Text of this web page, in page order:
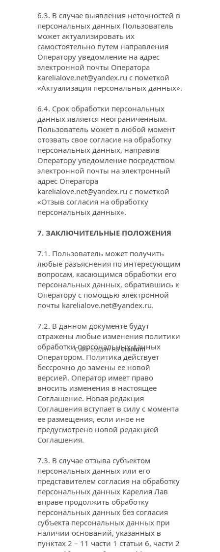
6.3. В случае выявления неточностей в
персональных данных Пользователь
может актуализировать их
самостоятельно путем направления
Оператору уведомление на адрес
karelialove.net@yandex.ru с пометкой
«Актуализация персональных данных».
6.4. Срок обработки персональных
данных является неограниченным.
Пользователь может в любой момент
отозвать свое согласие на обработку
персональных данных, направив
Оператору уведомление посредством
электронной почты на электронный
karelialove.net@yandex.ru с пометкой
«Отзыв согласия на обработку
персональных данных».
7. ЗАКЛЮЧИТЕЛЬНЫЕ ПОЛОЖЕНИЯ
7.1. Пользователь может получить
любые разъяснения по интересующим
вопросам, касающимся обработки его
персональных данных, обратившись к
Оператору с помощью электронной
почты karelialove.net@yandex.ru.
7.2. В данном документе будут
отражены любые изменения политики
обработки персональных данных
Оператором. Политика действует
бессрочно до замены ее новой
версией. Оператор имеет право
вносить изменения в настоящее
Соглашение. Новая редакция
Соглашения вступает в силу с момента
ее размещения, если иное не
предусмотрено новой редакцией
Соглашения.
7.3. В случае отзыва субъектом
персональных данных или его
представителем согласия на обработку
персональных данных Карелия Лав
вправе продолжить обработку
персональных данных без согласия
субъекта персональных данных при
наличии оснований, указанных в
пунктах 2 – 11 части 1 статьи 6, части 2
Сайт создан наCraftum